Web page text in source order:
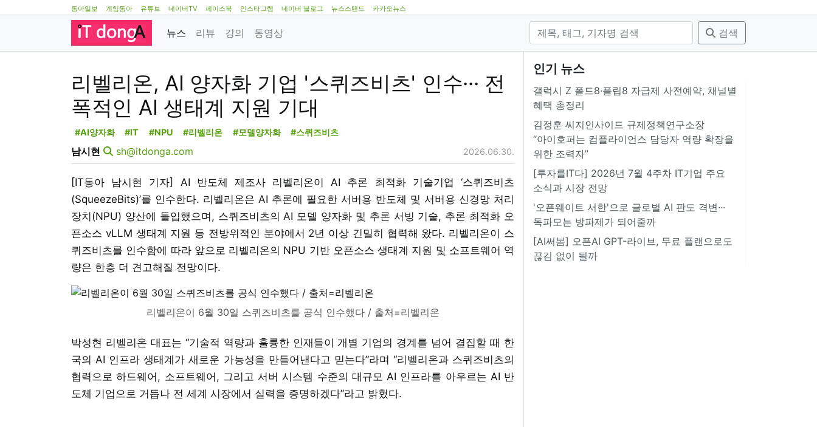
동아일보 게임동아 유튜브 네이버TV 페이스북 인스타그램 네이버 블로그 뉴스스탠드 카카오뉴스
뉴스 리뷰 강의 동영상 검색
리벨리온, AI 양자화 기업 '스퀴즈비츠' 인수··· 전
폭적인 AI 생태계 지원 기대
#AI양자화 #IT #NPU #리벨리온 #모델양자화 #스퀴즈비츠
남시현 sh@itdonga.com 2026.06.30.
[IT동아 남시현 기자] AI 반도체 제조사 리벨리온이 AI 추론 최적화 기술기업 ‘스퀴즈비츠
(SqueezeBits)’를 인수한다. 리벨리온은 AI 추론에 필요한 서버용 반도체 및 서버용 신경망 처리
장치(NPU) 양산에 돌입했으며, 스퀴즈비츠의 AI 모델 양자화 및 추론 서빙 기술, 추론 최적화 오
픈소스 vLLM 생태계 지원 등 전방위적인 분야에서 2년 이상 긴밀히 협력해 왔다. 리벨리온이 스
퀴즈비츠를 인수함에 따라 앞으로 리벨리온의 NPU 기반 오픈소스 생태계 지원 및 소프트웨어 역
량은 한층 더 견고해질 전망이다.
리벨리온이 6월 30일 스퀴즈비츠를 공식 인수했다 / 출처=리벨리온
박성현 리벨리온 대표는 “기술적 역량과 훌륭한 인재들이 개별 기업의 경계를 넘어 결집할 때 한
국의 AI 인프라 생태계가 새로운 가능성을 만들어낸다고 믿는다”라며 “리벨리온과 스퀴즈비츠의
협력으로 하드웨어, 소프트웨어, 그리고 서버 시스템 수준의 대규모 AI 인프라를 아우르는 AI 반
도체 기업으로 거듭나 전 세계 시장에서 실력을 증명하겠다”라고 밝혔다.
인기 뉴스
갤럭시 Z 폴드8·플립8 자급제 사전예약, 채널별
혜택 총정리
김정훈 씨지인사이드 규제정책연구소장
“아이호퍼는 컴플라이언스 담당자 역량 확장을
위한 조력자”
[투자를IT다] 2026년 7월 4주차 IT기업 주요
소식과 시장 전망
'오픈웨이트 서한'으로 글로벌 AI 판도 격변···
독파모는 방파제가 되어줄까
[AI써봄] 오픈AI GPT-라이브, 무료 플랜으로도
끊김 없이 될까